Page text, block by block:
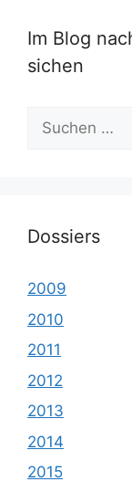
Im Blog
sichen
Suche
nach:
Dossiers
2009
2010
2011
2012
2013
2014
2015